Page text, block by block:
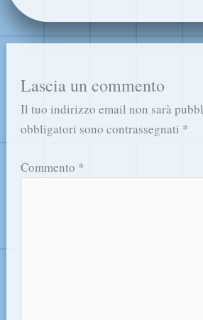
Lascia un commento
Il tuo indirizzo email non sarà
obbligatori sono contrassegnati *
Commento *